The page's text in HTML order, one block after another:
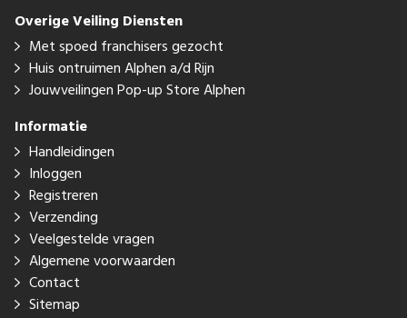
Overige Veiling Diensten
Met spoed franchisers gezocht
Huis ontruimen Alphen a/d Rijn
Jouwveilingen Pop-up Store Alphen
Informatie
Handleidingen
Inloggen
Registreren
Verzending
Veelgestelde vragen
Algemene voorwaarden
Contact
Sitemap